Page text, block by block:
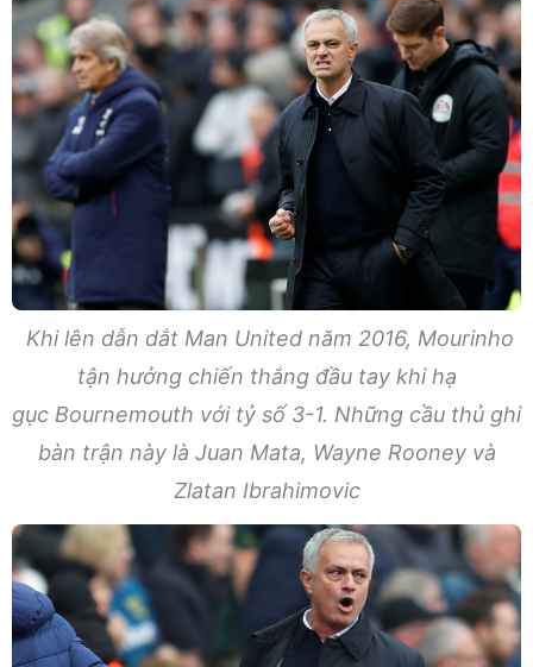
Khi lên dẫn dắt Man United năm 2016, Mourinho
tận hưởng chiến thắng đầu tay khi hạ
gục Bournemouth với tỷ số 3-1. Những cầu thủ ghi
bàn trận này là Juan Mata, Wayne Rooney và
Zlatan Ibrahimovic